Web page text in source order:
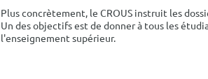
Plus concrètement, le CROUS instruit les
Un des objectifs est de donner à tous les
l'enseignement supérieur.